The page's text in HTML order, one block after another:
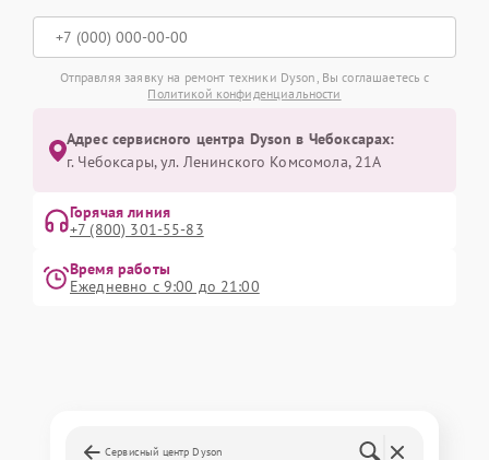
Отправляя заявку на ремонт техники Dyson, Вы соглашаетесь с
Политикой конфиденциальности
Адрес сервисного центра Dyson в Чебоксарах:
г. Чебоксары, ул. Ленинского Комсомола, 21А
Горячая линия
+7 (800) 301-55-83
Время работы
Ежедневно с 9:00 до 21:00
Сервисный центр Dyson